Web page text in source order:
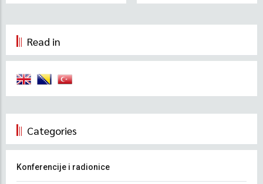
Read in
Categories
Konferencije i radionice